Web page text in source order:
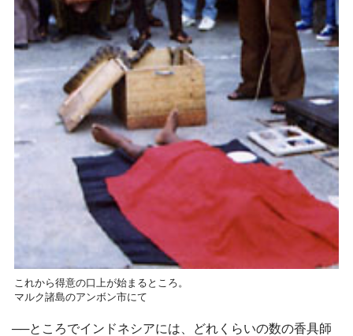
これから得意の口上が始まるところ。
マルク諸島のアンボン市にて
──ところでインドネシアには、どれくらいの数の香具師